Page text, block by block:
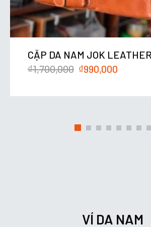
CẶP DA NAM JOK
₫1,700,000 ₫990,000
VÍ DA NAM